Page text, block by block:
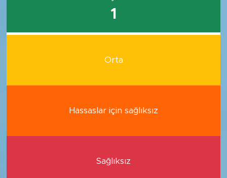
1
Orta
Hassaslar için sağlıksız
Sağlıksız